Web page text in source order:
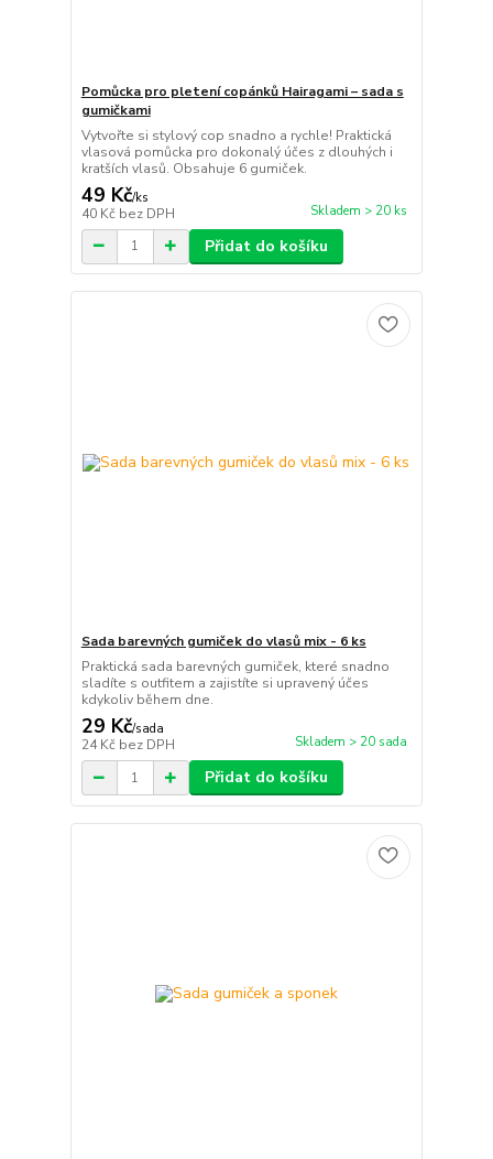
Pomůcka pro pletení copánků Hairagami – sada s
gumičkami
Vytvořte si stylový cop snadno a rychle! Praktická
vlasová pomůcka pro dokonalý účes z dlouhých i
kratších vlasů. Obsahuje 6 gumiček.
49 Kč/ks
40 Kč bez DPH Skladem > 20 ks
Přidat do košíku
Sada barevných gumiček do vlasů mix - 6 ks
Praktická sada barevných gumiček, které snadno
sladíte s outfitem a zajistíte si upravený účes
kdykoliv během dne.
29 Kč/sada
24 Kč bez DPH Skladem > 20 sada
Přidat do košíku